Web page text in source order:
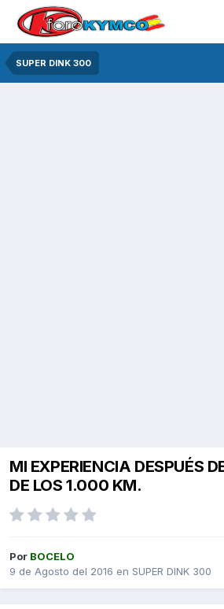
SUPER DINK 300
MI EXPERIENCIA DESPUÉS
DE LOS 1.000 KM.
Por BOCELO
9 de Agosto del 2016 en SUPER DINK 300